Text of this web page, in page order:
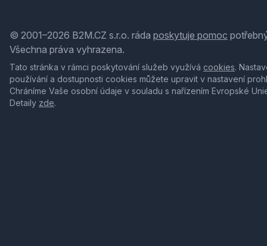
© 2001–2026 B2M.CZ s.r.o. ráda poskytuje pomoc
Všechna práva vyhrazena.
Tato stránka v rámci poskytování služeb využívá cookies.
používání a dostupnosti cookies můžete upravit v nastavení
Chráníme Vaše osobní údaje v souladu s nařízením Evropské
Detaily zde.